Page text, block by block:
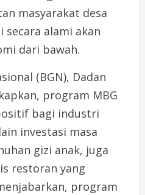
masyarakat desa
alami akan
dari bawah.
(BGN), Dadan
program MBG
bagi industri
investasi masa
gizi anak, juga
restoran yang
program